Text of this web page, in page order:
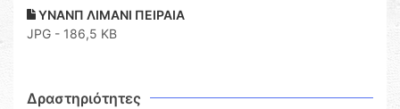
YNANΠ ΛΙΜΑΝΙ ΠΕΙΡΑΙΑ
JPG - 186,5 KB
Δραστηριότητες